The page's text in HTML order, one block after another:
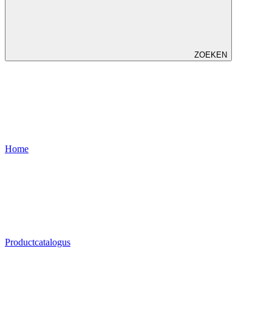
ZOEKEN
Home
Productcatalogus